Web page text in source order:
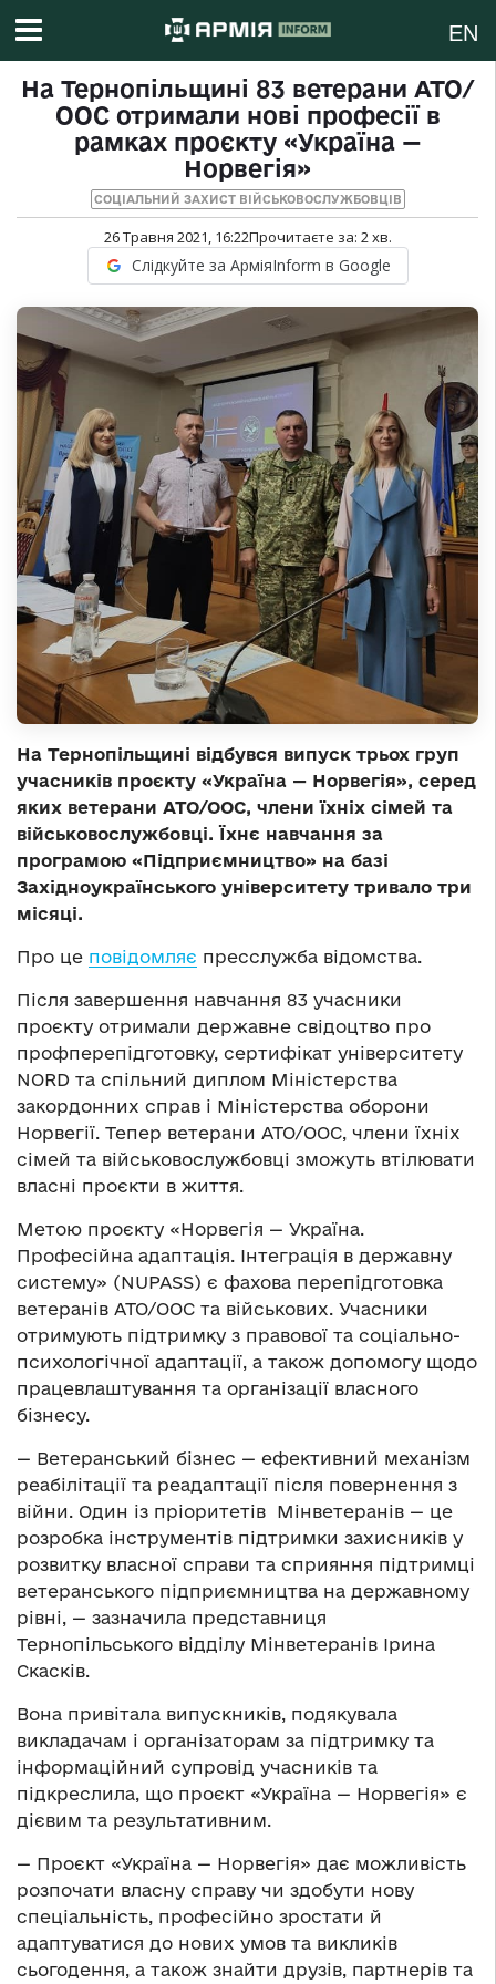
EN
На Тернопільщині 83 ветерани АТО/
ООС отримали нові професії в
рамках проєкту «Україна —
Норвегія»
СОЦІАЛЬНИЙ ЗАХИСТ ВІЙСЬКОВОСЛУЖБОВЦІВ
26 Травня 2021, 16:22Прочитаєте за: 2хв.
Слідкуйте за АрміяInform в Google
На Тернопільщині відбувся випуск трьох груп
учасників проєкту «Україна — Норвегія», серед
яких ветерани АТО/ООС, члени їхніх сімей та
військовослужбовці. Їхнє навчання за
програмою «Підприємництво» на базі
Західноукраїнського університету тривало три
місяці.
Про це повідомляє пресслужба відомства.
Після завершення навчання 83 учасники
проєкту отримали державне свідоцтво про
профперепідготовку, сертифікат університету
NORD та спільний диплом Міністерства
закордонних справ і Міністерства оборони
Норвегії. Тепер ветерани АТО/ООС, члени їхніх
сімей та військовослужбовці зможуть втілювати
власні проєкти в життя.
Метою проєкту «Норвегія — Україна.
Професійна адаптація. Інтеграція в державну
систему» (NUPASS) є фахова перепідготовка
ветеранів АТО/ООС та військових. Учасники
отримують підтримку з правової та соціально-
психологічної адаптації, а також допомогу щодо
працевлаштування та організації власного
бізнесу.
— Ветеранський бізнес — ефективний механізм
реабілітації та реадаптації після повернення з
війни. Один із пріоритетів Мінветеранів — це
розробка інструментів підтримки захисників у
розвитку власної справи та сприяння підтримці
ветеранського підприємництва на державному
рівні, — зазначила представниця
Тернопільського відділу Мінветеранів Ірина
Скасків.
Вона привітала випускників, подякувала
викладачам і організаторам за підтримку та
інформаційний супровід учасників та
підкреслила, що проєкт «Україна — Норвегія» є
дієвим та результативним.
— Проєкт «Україна — Норвегія» дає можливість
розпочати власну справу чи здобути нову
спеціальність, професійно зростати й
адаптуватися до нових умов та викликів
сьогодення, а також знайти друзів, партнерів та